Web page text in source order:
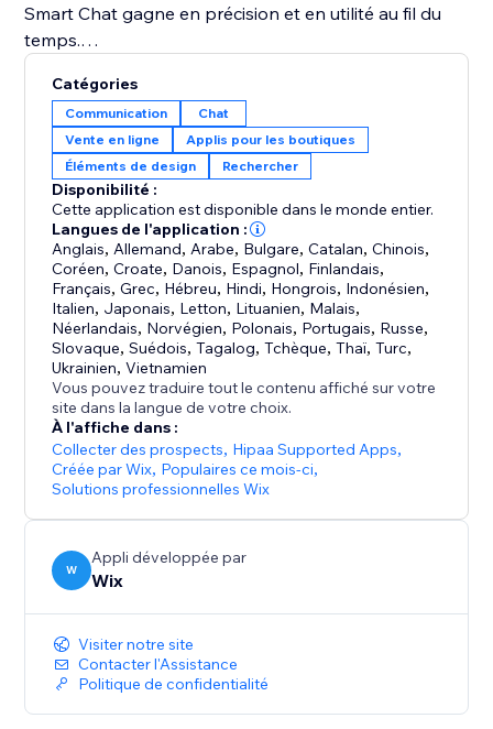
Smart Chat gagne en précision et en utilité au fil du
temps.
Accédez facilement aux données analytiques clés du
chat pour en apprendre plus sur les visiteurs de votre
site et améliorer la façon dont vous interagissez avec
eux afin d'augmenter les conversions. Smart Chat
analyse également vos conversations pour vous
donner des informations clés sur ce que vos clients
recherchent et sur la manière dont vous pouvez
améliorer votre activité.
Anciennement connu sous le nom de Wix Chat IA de
site, Smart Chat est désormais amélioré pour inclure
le chat en direct (manuel) et remplacer l'ancien Wix
Catégories
Communication
Chat
Vente en ligne
Applis pour les boutiques
Éléments de design
Rechercher
Disponibilité :
Cette application est disponible dans le monde entier.
Langues de l'application :
Anglais, Allemand, Arabe, Bulgare,Catalan,Chinois,
Coréen,Croate, Danois, Espagnol, Finlandais,
Français,Grec, Hébreu, Hindi, Hongrois, Indonésien,
Italien, Japonais, Letton, Lituanien, Malais,
Néerlandais, Norvégien, Polonais, Portugais, Russe,
Slovaque,Suédois,Tagalog,Tchèque,Thaï,Turc,
Ukrainien,Vietnamien
Vous pouvez traduire tout le contenu affiché sur votre
site dans la langue de votre choix.
À l'affiche dans :
Collecter des prospects, Hipaa Supported Apps,
Créée par Wix, Populaires ce mois‑ci,
Solutions professionnelles Wix
W
Appli développée par
Wix
Visiter notre site
Contacter l'Assistance
Politique de confidentialité